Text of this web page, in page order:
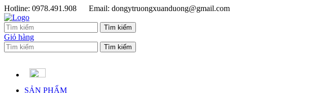
Hotline: 0978.491.908 Email: dongytruongxuanduong@gmail.com
Giỏ hàng
SẢN PHẨM